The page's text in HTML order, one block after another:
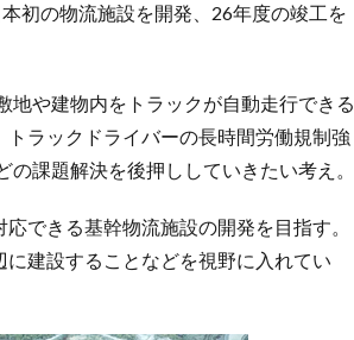
初の物流施設を開発、26年度の竣工を
や建物内をトラックが自動走行できる
ラックドライバーの長時間労働規制強
課題解決を後押ししていきたい考え。
できる基幹物流施設の開発を目指す。
建設することなどを視野に入れてい